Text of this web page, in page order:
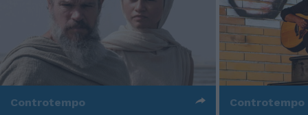
Controtempo Controtempo